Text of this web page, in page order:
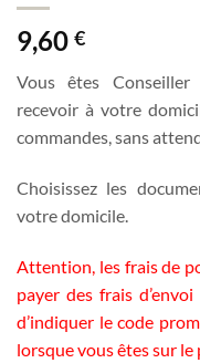
9,60 €
Vous êtes Conseiller
recevoir à votre
commandes, sans
Choisissez les
votre domicile.
Attention, les frais de
payer des frais
d’indiquer le code
lorsque vous êtes sur le